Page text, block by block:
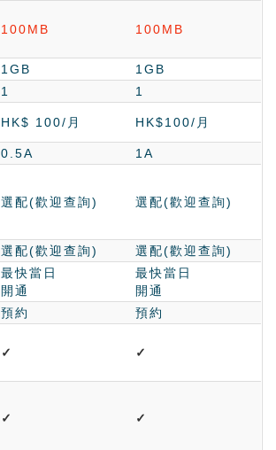
100MB 100MB
1GB
1GB
1
1
HK$ 100/月 HK$100/月
0.5A
1A
選配(歡迎查詢) 選配(歡迎查詢)
選配(歡迎查詢) 選配(歡迎查詢)
最快當日
開通
最快當日
開通
預約
預約
✓ ✓
✓ ✓